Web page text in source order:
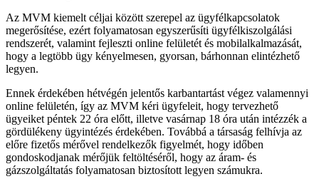
Az MVM kiemelt céljai között szerepel az ügyfélkapcsolatok
megerősítése, ezért folyamatosan egyszerűsíti ügyfélkiszolgálási
rendszerét, valamint fejleszti online felületét és mobilalkalmazását,
hogy a legtöbb ügy kényelmesen, gyorsan, bárhonnan elintézhető
legyen.
Ennek érdekében hétvégén jelentős karbantartást végez valamennyi
online felületén, így az MVM kéri ügyfeleit, hogy tervezhető
ügyeiket péntek 22 óra előtt, illetve vasárnap 18 óra után intézzék a
gördülékeny ügyintézés érdekében. Továbbá a társaság felhívja az
előre fizetős mérővel rendelkezők figyelmét, hogy időben
gondoskodjanak mérőjük feltöltéséről, hogy az áram- és
gázszolgáltatás folyamatosan biztosított legyen számukra.